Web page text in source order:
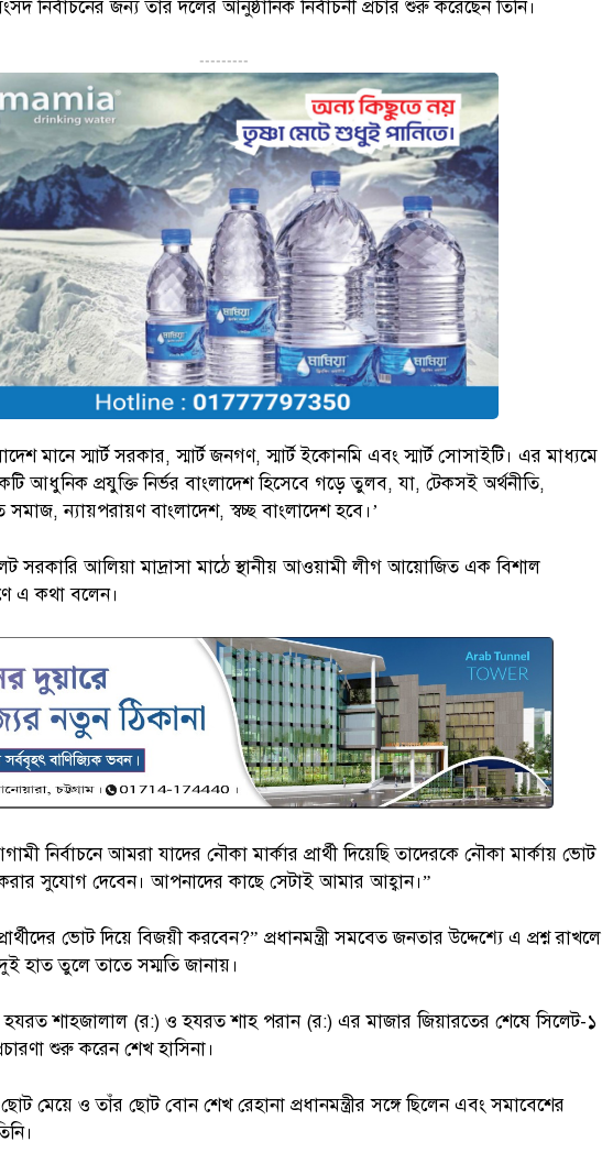
নির্বাচনের জন্য তাঁর দলের আনুষ্ঠানিক নির্বাচনী প্রচার শুরু করেছেন তিনি।
---------
মানে স্মার্ট সরকার, স্মার্ট জনগণ, স্মার্ট ইকোনমি এবং স্মার্ট সোসাইটি। এর মাধ্যমে
আধুনিক প্রযুক্তি নির্ভর বাংলাদেশ হিসেবে গড়ে তুলব, যা, টেকসই অর্থনীতি,
সমাজ, ন্যায়পরায়ণ বাংলাদেশ, স্বচ্ছ বাংলাদেশ হবে।’
সরকারি আলিয়া মাদ্রাসা মাঠে স্থানীয় আওয়ামী লীগ আয়োজিত এক বিশাল
এ কথা বলেন।
নির্বাচনে আমরা যাদের নৌকা মার্কার প্রার্থী দিয়েছি তাদেরকে নৌকা মার্কায় ভোট
সুযোগ দেবেন। আপনাদের কাছে সেটাই আমার আহ্বান।”
ভোট দিয়ে বিজয়ী করবেন?” প্রধানমন্ত্রী সমবেত জনতার উদ্দেশ্যে এ প্রশ্ন রাখলে
হাত তুলে তাতে সম্মতি জানায়।
হযরত শাহজালাল (র:) ও হযরত শাহ পরান (র:) এর মাজার জিয়ারতের শেষে সিলেট-১
শুরু করেন শেখ হাসিনা।
মেয়ে ও তাঁর ছোট বোন শেখ রেহানা প্রধানমন্ত্রীর সঙ্গে ছিলেন এবং সমাবেশের